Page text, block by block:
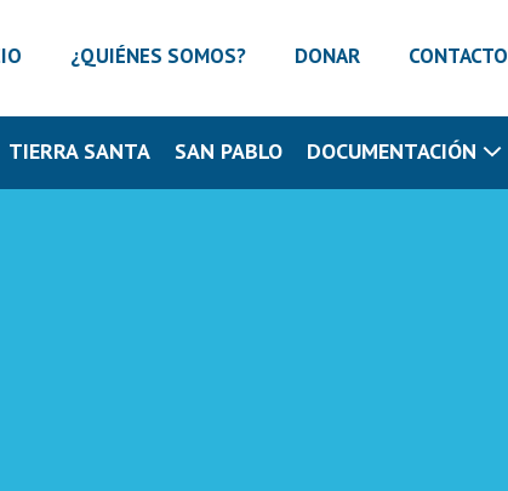
¿QUIÉNES SOMOS? DONAR CONTACTO
TIERRA SANTA SAN PABLO DOCUMENTACIÓN